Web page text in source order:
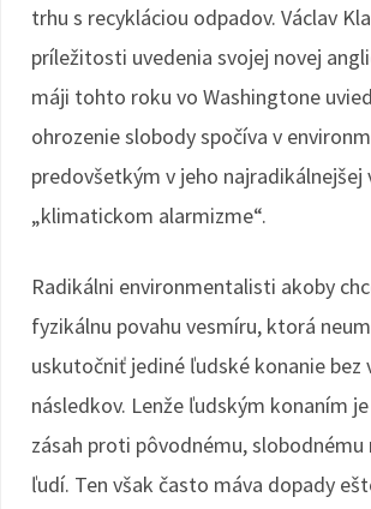
trhu s recykláciou odpadov. Václav
príležitosti uvedenia svojej novej
máji tohto roku vo Washingtone
ohrozenie slobody spočíva v
predovšetkým v jeho najradikálnejšej
„klimatickom alarmizme“.
Radikálni environmentalisti akoby
fyzikálnu povahu vesmíru, ktorá
uskutočniť jediné ľudské konanie bez
následkov. Lenže ľudským konaním
zásah proti pôvodnému,
ľudí. Ten však často máva dopady